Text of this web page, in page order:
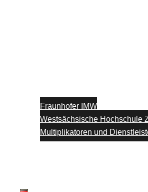
Fraunhofer IMW
Westsächsische Hochschule
Multiplikatoren und